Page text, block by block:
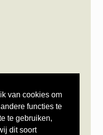
van cookies om
functies te
te gebruiken,
dit soort